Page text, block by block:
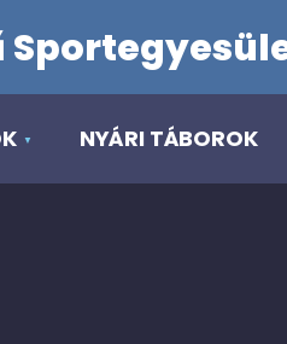
NYÁRI TÁBOROK